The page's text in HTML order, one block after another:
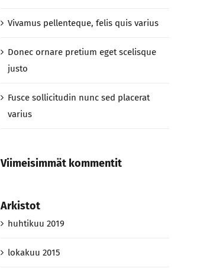
Vivamus pellenteque, felis quis varius
Donec ornare pretium eget scelisque
justo
Fusce sollicitudin nunc sed placerat
varius
Viimeisimmät kommentit
Arkistot
huhtikuu 2019
lokakuu 2015